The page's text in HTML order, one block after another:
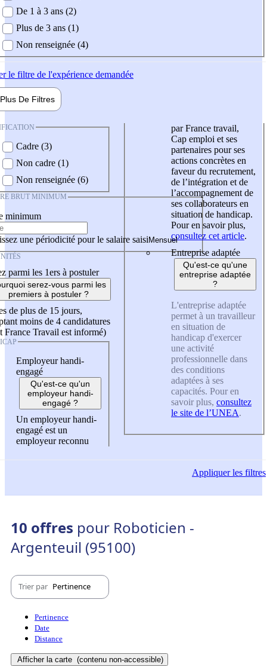
De 1 à 3 ans (2)
Plus de 3 ans (1)
Non renseignée (4)
le filtre de l'expérience demandée
Plus De Filtres
Cadre (3)
Non cadre (1)
Non renseignée (6)
BRUT MINIMUM
minimum
une périodicité pour le salaire saisi
parmi les 1ers à postuler
serez-vous parmi les
premiers à postuler ?
de plus de 15 jours,
moins de 4 candidatures
France Travail est informé)
Employeur handi-
engagé
Qu'est-ce qu'un
employeur handi-
engagé ?
Un employeur handi-
engagé est un
employeur reconnu
par France travail,
Cap emploi et ses
partenaires pour ses
actions concrètes en
faveur du recrutement,
de l’intégration et de
l’accompagnement de
ses collaborateurs en
situation de handicap.
Pour en savoir plus,
consultez cet article.
Entreprise adaptée
Qu'est-ce qu'une
entreprise adaptée
?
L'entreprise adaptée
permet à un travailleur
en situation de
handicap d'exercer
une activité
professionnelle dans
des conditions
adaptées à ses
capacités. Pour en
savoir plus, consultez
le site de l’UNEA.
Appliquerles filtres
10 offres pour Roboticien -
Argenteuil (95100)
Trier par Pertinence
Pertinence
Date
Distance
Afficher la carte (contenu non-accessible)